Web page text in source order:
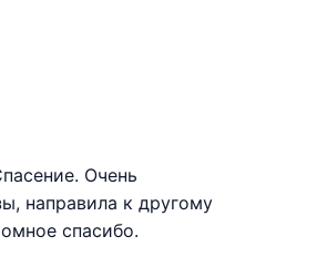
Очень
направила к другому
спасибо.